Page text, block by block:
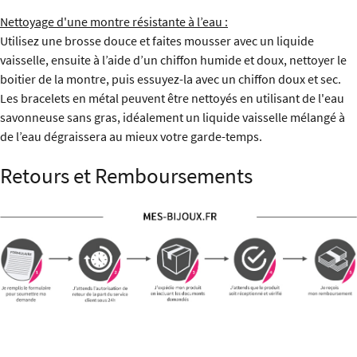
Nettoyage d'une montre résistante à l’eau :
Utilisez une brosse douce et faites mousser avec un liquide
vaisselle, ensuite à l’aide d’un chiffon humide et doux, nettoyer le
boitier de la montre, puis essuyez-la avec un chiffon doux et sec.
Les bracelets en métal peuvent être nettoyés en utilisant de l'eau
savonneuse sans gras, idéalement un liquide vaisselle mélangé à
de l’eau dégraissera au mieux votre garde-temps.
Retours et Remboursements